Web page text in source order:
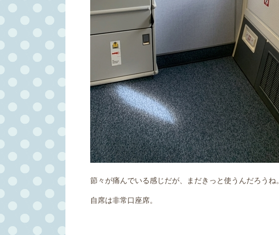
節々が痛んでいる感じだが、まだきっと使うんだろうね。
自席は非常口座席。